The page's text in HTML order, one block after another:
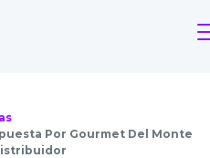
Por Gourmet Del Monte